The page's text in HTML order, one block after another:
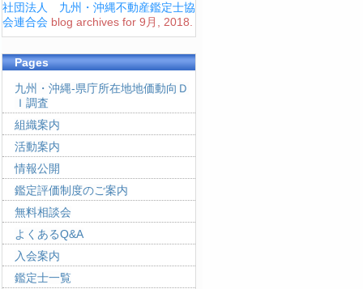
社団法人 九州・沖縄不動産鑑定士協
会連合会 blog archives for 9月, 2018.
Pages
九州・沖縄-県庁所在地地価動向Ｄ
Ｉ調査
組織案内
活動案内
情報公開
鑑定評価制度のご案内
無料相談会
よくあるQ&A
入会案内
鑑定士一覧